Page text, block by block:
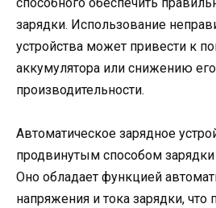
зарядки. Использование
устройства может привести к
аккумулятора или снижению его
производительности.
Автоматическое зарядное
продвинутым способом зарядки
Оно обладает функцией
напряжения и тока зарядки, что